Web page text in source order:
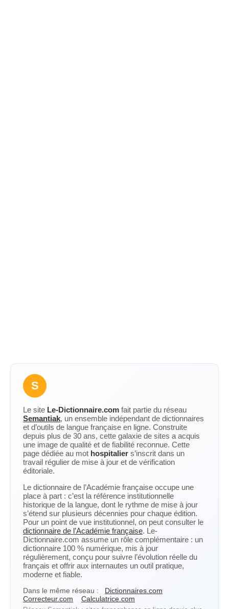
S
Le site Le-Dictionnaire.com fait partie du réseau
Semantiak, un ensemble indépendant de dictionnaires
et d’outils de langue française en ligne. Construite
depuis plus de 30 ans, cette galaxie de sites a acquis
une image de qualité et de fiabilité reconnue. Cette
page dédiée au mot hospitalier s’inscrit dans un
travail régulier de mise à jour et de vérification
éditoriale.
Le dictionnaire de l’Académie française occupe une
place à part : c’est la référence institutionnelle
historique de la langue, dont le rythme de mise à jour
s’étend sur plusieurs décennies pour chaque édition.
Pour un point de vue institutionnel, on peut consulter le
dictionnaire de l’Académie française. Le-
Dictionnaire.com assume un rôle complémentaire : un
dictionnaire 100 % numérique, mis à jour
régulièrement, conçu pour suivre l’évolution réelle du
français et offrir aux internautes un outil pratique,
moderne et fiable.
Dans le même réseau :
Dictionnaires.com
Correcteur.com
Calculatrice.com